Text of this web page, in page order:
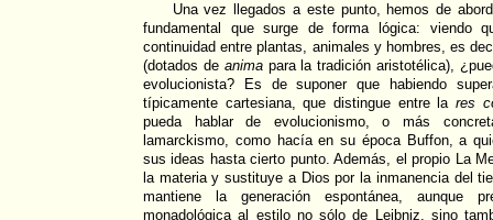
Una vez llegados a este punto, hemos de
fundamental que surge de forma lógica: viendo
continuidad entre plantas, animales y hombres, es
(dotados de animapara la tradición aristotélica),
evolucionista? Es de suponer que habiendo
típicamente cartesiana, que distingue entre la res
pueda hablar de evolucionismo, o más
lamarckismo, como hacía en su época Buffon, a
sus ideas hasta cierto punto. Además, el propio La
la materia y sustituye a Dios por la inmanencia del
mantiene la generación espontánea, aunque
monadológica al estilo no sólo de Leibniz, sino